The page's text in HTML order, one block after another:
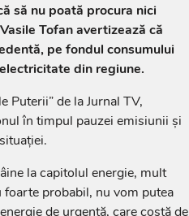
să nu poată procura nici
Tofan avertizează că
pe fondul consumului
din regiune.
Puterii” de la Jurnal TV,
în timpul pauzei emisiunii și
la capitolul energie, mult
foarte probabil, nu vom putea
de urgență, care costă de